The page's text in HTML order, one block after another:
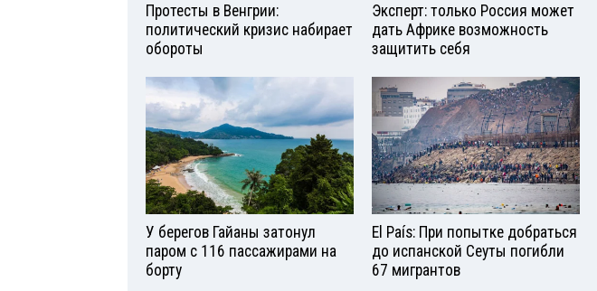
Протесты в Венгрии:
политический кризис набирает
обороты
Эксперт: только Россия может
дать Африке возможность
защитить себя
У берегов Гайаны затонул
паром с 116 пассажирами на
борту
El País: При попытке добраться
до испанской Сеуты погибли
67 мигрантов